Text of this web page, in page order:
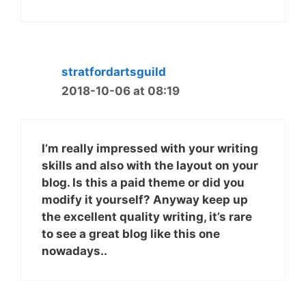
stratfordartsguild
2018-10-06 at 08:19
I’m really impressed with your writing
skills and also with the layout on your
blog. Is this a paid theme or did you
modify it yourself? Anyway keep up
the excellent quality writing, it’s rare
to see a great blog like this one
nowadays..